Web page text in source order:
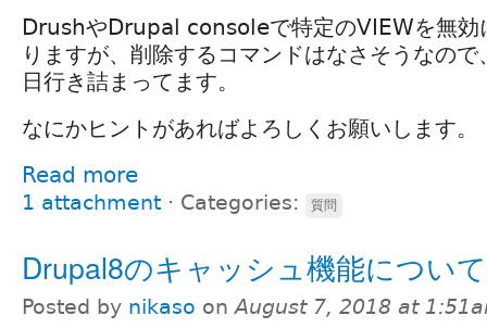
DrushやDrupal consoleで特定のVIEWを無効
りますが、削除するコマンドはなさそうなの
日行き詰まってます。
なにかヒントがあればよろしくお願いします。
Read more
1 attachment ⋅ Categories: 質問
Drupal8のキャッシュ機能について
Posted by nikaso onAugust 7, 2018 at